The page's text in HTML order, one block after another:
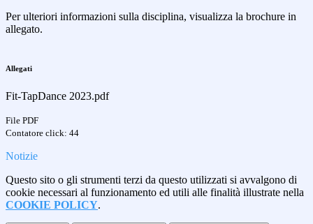
Per ulteriori informazioni sulla disciplina, visualizza la brochure in
allegato.
Allegati
Fit-TapDance 2023.pdf
File PDF
Contatore click: 44
Notizie
Questo sito o gli strumenti terzi da questo utilizzati si avvalgono di
cookie necessari al funzionamento ed utili alle finalità illustrate nella
COOKIE POLICY.